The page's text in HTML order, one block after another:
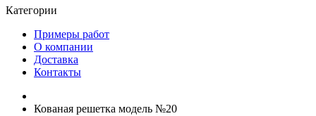
Категории
Примеры работ
О компании
Доставка
Контакты
Кованая решетка модель №20